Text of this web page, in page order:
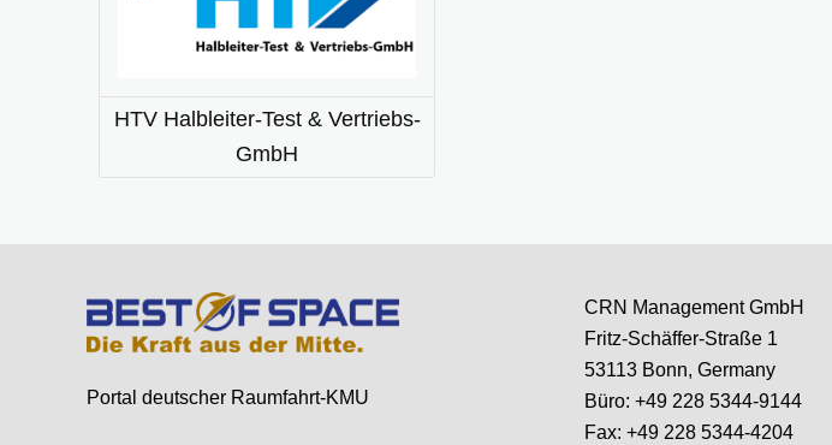
HTV Halbleiter-Test & Vertriebs-
GmbH
Portal deutscher Raumfahrt-KMU
CRN Management GmbH
Fritz-Schäffer-Straße 1
53113 Bonn, Germany
Büro: +49 228 5344-9144
Fax: +49 228 5344-4204